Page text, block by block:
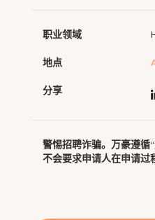
职业领域
地点
分享
警惕招聘诈骗。万豪遵循
不会要求申请人在申请过